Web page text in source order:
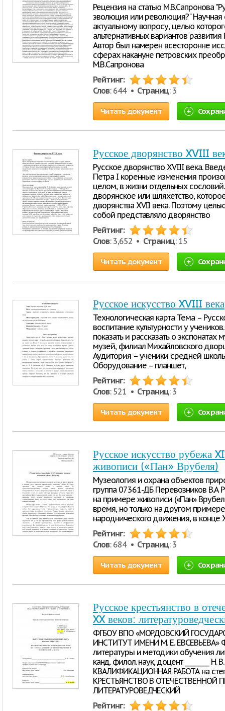
Рецензия на статью М.В.Сапронова
эволюция или революция?" Научная
актуальному вопросу, целью
альтернативных вариантов
Автор был намерен всесторонне
сферах накануне петровских
М.В.Сапронова
Рейтинг:
Слов: 644 • Страниц: 3
Читать документ
Русское дворянство XVIII
Русское дворянство XVIII века.
Петра I коренные изменения
целом, в жизни отдельных
дворянское или шляхетство,
дворянства XVII века. Поэтому
собой представляло дворянство
Рейтинг:
Слов: 3,652 • Страниц: 15
Читать документ
Русское искусство XVIII века
Технологическая карта Тема –
воспитание культурности у
показать и рассказать о
музей, филиал Михайловского
Аудитория – ученики средней
Оборудование – планшет,
Рейтинг:
Слов: 521 • Страниц: 3
Читать документ
Русское искусство рубежа
живописи («Пан» Врубеля)
Музеология и охрана объектов
группа 07361-ДБ Перевозников В.А
на примере живописи («Пан»
время, но только на другом
народнического движения, в конце
Рейтинг:
Слов: 684 • Страниц: 3
Читать документ
Русское крестьянство в
XX веков:
ФГБОУ ВПО «МОРДОВСКИЙ
ИНСТИТУТ ИМЕНИ М. Е. ЕВСЕВЬЕВА»
литературы и методики обучения
канд. филол. наук, доцент ________
КВАЛИФИКАЦИОННАЯ РАБОТА на
КРЕСТЬЯНСТВО В ОТЕЧЕСТВЕННОЙ
ЛИТЕРАТУРОВЕДЧЕСКИЙ
Рейтинг: